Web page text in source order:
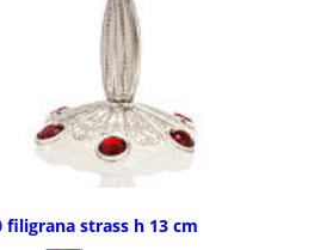
filigrana strass h 13 cm